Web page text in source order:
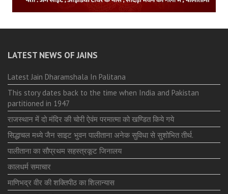
LATEST NEWS OF JAINS
Latest Jain Dharamshala In Palitana
This story dates back to the time when India and Pakistan
partitioned in 1947
राजस्थान में दो मंदिर की चोरी ऐवंम परमात्मा को खण्डित किये गये
सिद्धाचल मध्ये जैन साइट भुवन पालीताना अनेक सुविधा से सुशोभित तीर्थ.
पालीताना का सौप्रथम सहस्त्रकूट जिनालय
कालधर्म समाचार
माणिभद्र वीर की शक्तिपीठ का शिलान्यास